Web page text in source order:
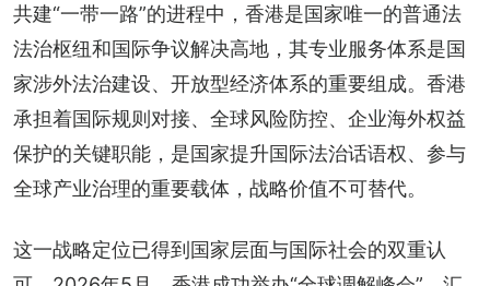
共建“一带一路”的进程中，香港是国家唯一的普通法
法治枢纽和国际争议解决高地，其专业服务体系是国
家涉外法治建设、开放型经济体系的重要组成。香港
承担着国际规则对接、全球风险防控、企业海外权益
保护的关键职能，是国家提升国际法治话语权、参与
全球产业治理的重要载体，战略价值不可替代。
这一战略定位已得到国家层面与国际社会的双重认